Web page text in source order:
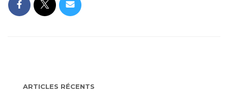
ARTICLES RÉCENTS